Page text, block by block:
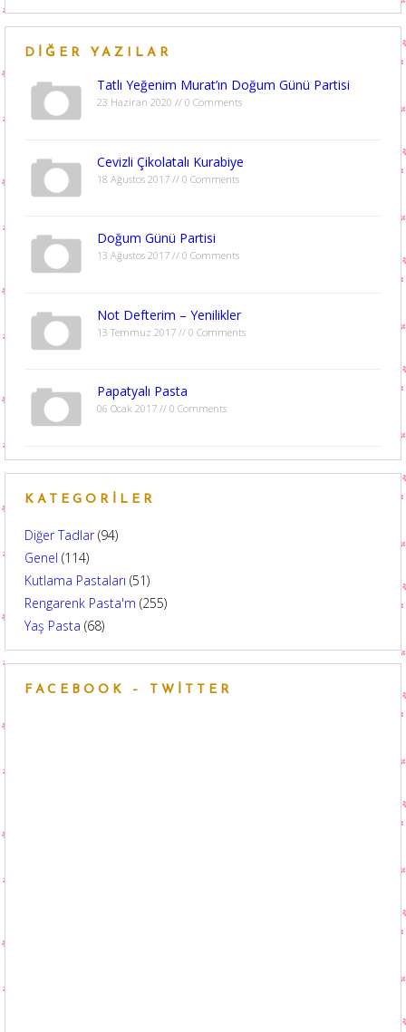
DIĞER YAZILAR
Tatlı Yeğenim Murat’ın Doğum Günü Partisi
23 Haziran 2020 // 0 Comments
Cevizli Çikolatalı Kurabiye
18 Ağustos 2017 // 0 Comments
Doğum Günü Partisi
13 Ağustos 2017 // 0 Comments
Not Defterim – Yenilikler
13 Temmuz 2017 // 0 Comments
Papatyalı Pasta
06 Ocak 2017 // 0 Comments
KATEGORILER
Diğer Tadlar(94)
Genel (114)
Kutlama Pastaları (51)
Rengarenk Pasta'm (255)
Yaş Pasta (68)
FACEBOOK – TWITTER